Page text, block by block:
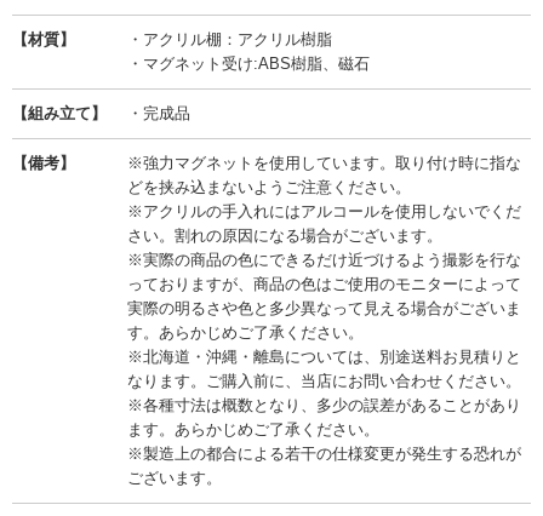
【材質】
・アクリル棚：アクリル樹脂
・マグネット受け:ABS樹脂、磁石
【組み立て】 ・完成品
【備考】
※強力マグネットを使用しています。取り付け時に指な
どを挟み込まないようご注意ください。
※アクリルの手入れにはアルコールを使用しないでくだ
さい。割れの原因になる場合がございます。
※実際の商品の色にできるだけ近づけるよう撮影を行な
っておりますが、商品の色はご使用のモニターによって
実際の明るさや色と多少異なって見える場合がございま
す。あらかじめご了承ください。
※北海道・沖縄・離島については、別途送料お見積りと
なります。ご購入前に、当店にお問い合わせください。
※各種寸法は概数となり、多少の誤差があることがあり
ます。あらかじめご了承ください。
※製造上の都合による若干の仕様変更が発生する恐れが
ございます。